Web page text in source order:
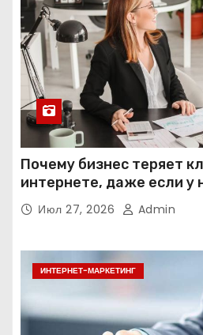
Почему бизнес теряет
интернете, даже если у
Июл 27, 2026 Admin
ИНТЕРНЕТ-МАРКЕТИНГ